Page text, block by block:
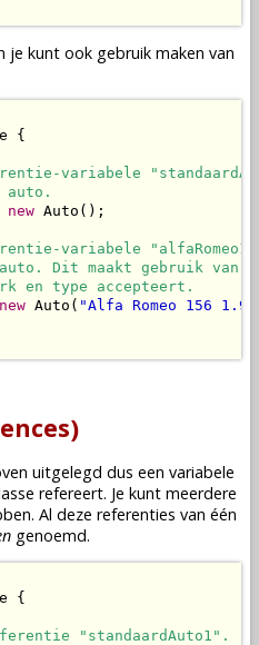
je kunt ook gebruik maken van
{
variabele
auto.
new Auto();
variabele
Dit maakt gebruik van
en type accepteert.
new Auto( "Alfa Romeo 156 1.9
uitgelegd dus een variabele
refereert. Je kunt meerdere
Al deze referenties van één
genoemd.
{
"standaardAuto1".